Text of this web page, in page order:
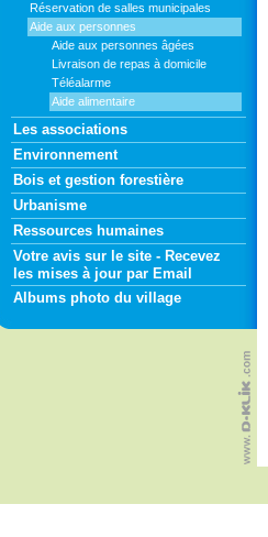
Réservation de salles municipales
Aide aux personnes
Aide aux personnes âgées
Livraison de repas à domicile
Téléalarme
Aide alimentaire
Les associations
Environnement
Bois et gestion forestière
Urbanisme
Ressources humaines
Votre avis sur le site - Recevez
les mises à jour par Email
Albums photo du village